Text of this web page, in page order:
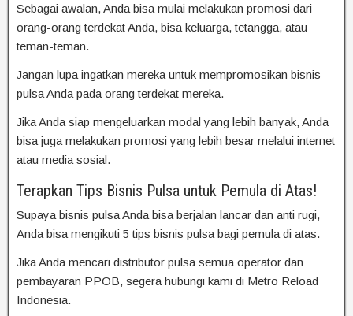
Sebagai awalan, Anda bisa mulai melakukan promosi dari
orang-orang terdekat Anda, bisa keluarga, tetangga, atau
teman-teman.
Jangan lupa ingatkan mereka untuk mempromosikan bisnis
pulsa Anda pada orang terdekat mereka.
Jika Anda siap mengeluarkan modal yang lebih banyak, Anda
bisa juga melakukan promosi yang lebih besar melalui internet
atau media sosial.
Terapkan Tips Bisnis Pulsa untuk Pemula di Atas!
Supaya bisnis pulsa Anda bisa berjalan lancar dan anti rugi,
Anda bisa mengikuti 5 tips bisnis pulsa bagi pemula di atas.
Jika Anda mencari distributor pulsa semua operator dan
pembayaran PPOB, segera hubungi kami di Metro Reload
Indonesia.